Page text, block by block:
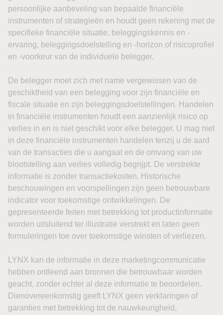
Olie opnieuw een risicofactor
De belangrijkste externe onzekerheid blijft het Midden-
Oosten. Brent-olie steeg vrijdagochtend ruim 1% tot boven
altijd op een overeenkomst die het scheepvaartverkeer
door de Straat van Hormuz normaliseert. Iran en Oman
boeken volgens meerdere berichten vooruitgang, maar
een definitieve regeling met de Verenigde Staten ontbreekt
nog.
Dat is relevant voor vrijwel alle activaklassen. Duurdere
energie kan de inflatie opnieuw aanwakkeren, waardoor
de ruimte voor renteverlagingen kleiner wordt.
Tegelijkertijd zou een overtuigend akkoord over Hormuz
juist snel een deel van de geopolitieke premie uit olie
kunnen halen.
Azië: China sterk, Korea onder
druk
De Aziatischebeurzen
geven vrijdag een verdeeld beeld.